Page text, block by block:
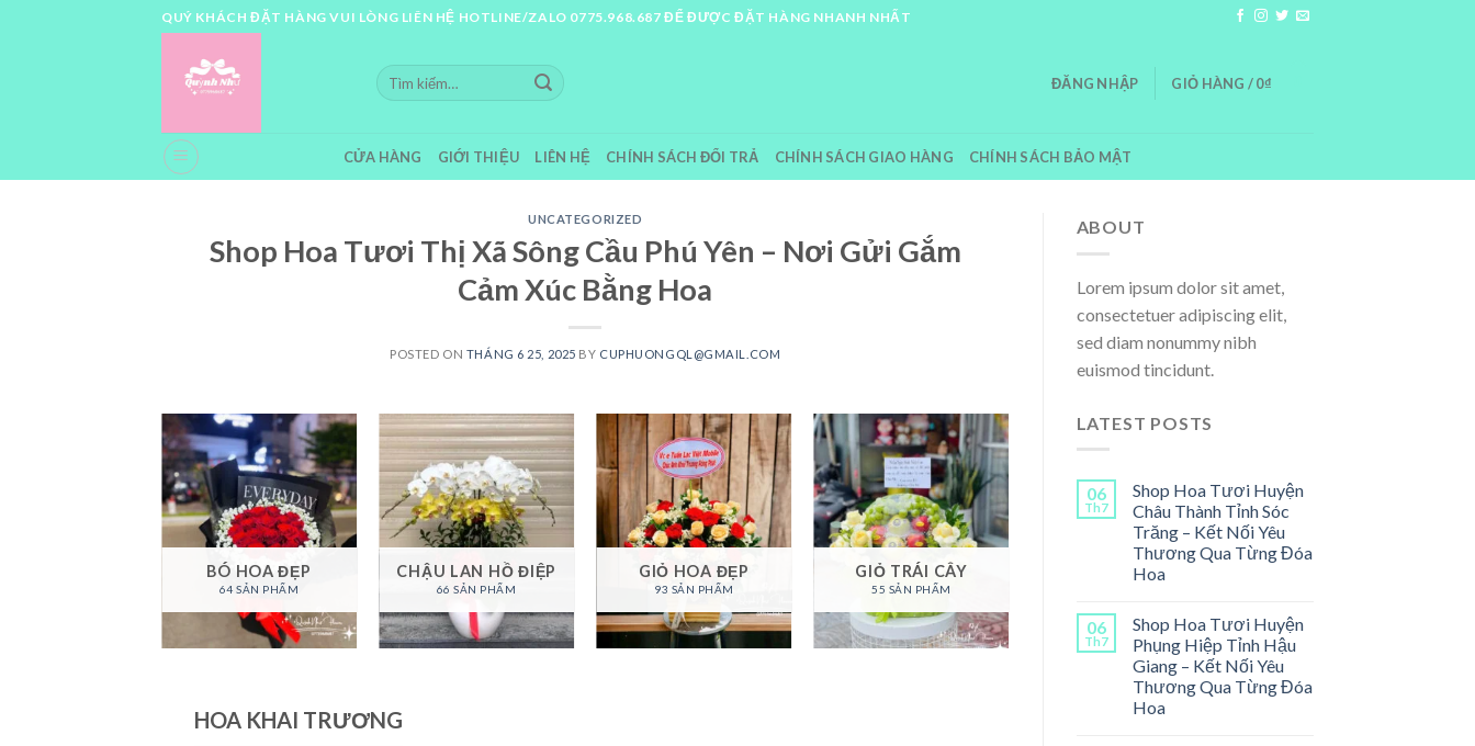
QUÝ KHÁCH ĐẶT HÀNG VUI LÒNG LIÊN HỆ HOTLINE/ZALO 0775.968.687 ĐỂ ĐƯỢC ĐẶT HÀNG NHANH NHẤT
Tìm
kiếm:
ĐĂNG NHẬP GIỎ HÀNG /0₫
CỬA HÀNG GIỚI THIỆU LIÊN HỆ CHÍNH SÁCH ĐỔI TRẢ CHÍNH SÁCH GIAO HÀNG CHÍNH SÁCH BẢO MẬT
UNCATEGORIZED
Shop Hoa Tươi Thị Xã Sông Cầu Phú Yên – Nơi Gửi Gắm
Cảm Xúc Bằng Hoa
POSTED ON THÁNG 6 25, 2025 BY CUPHUONGQL@GMAIL.COM
BÓ HOA ĐẸP
64 SẢN PHẨM
CHẬU LAN HỒ ĐIỆP
66 SẢN PHẨM
GIỎ HOA ĐẸP
93 SẢN PHẨM
GIỎ TRÁI CÂY
55 SẢN PHẨM
HOA KHAI TRƯƠNG
ABOUT
Lorem ipsum dolor sit amet,
consectetuer adipiscing elit,
sed diam nonummy nibh
euismod tincidunt.
LATEST POSTS
06
Th7
Shop Hoa Tươi Huyện
Châu Thành Tỉnh Sóc
Trăng – Kết Nối Yêu
Thương Qua Từng Đóa
Hoa
06
Th7
Shop Hoa Tươi Huyện
Phụng Hiệp Tỉnh Hậu
Giang – Kết Nối Yêu
Thương Qua Từng Đóa
Hoa